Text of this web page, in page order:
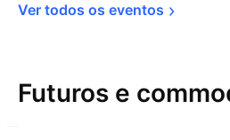
Ver todos os eventos
Futuros e